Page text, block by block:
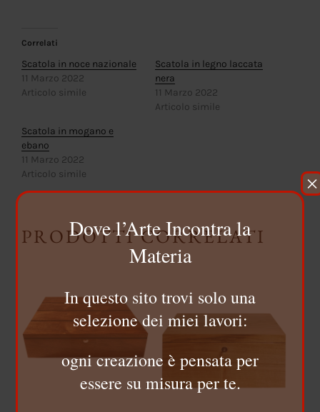
Correlati
Scatola in noce nazionale
11 Marzo 2022
Articolo simile
Scatola in legno laccata
nera
11 Marzo 2022
Articolo simile
Scatola in mogano e
ebano
11 Marzo 2022
Articolo simile
PRODOTTI CORRELATI
Dove l’Arte Incontra la
Materia
In questo sito trovi solo una
selezione dei miei lavori:
ogni creazione è pensata per
essere su misura per te.
×